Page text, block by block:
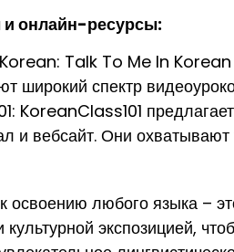
онлайн-ресурсы:
Talk To Me In Korean
широкий спектр
KoreanClass101
и вебсайт. Они
освоению любого языка –
экспозицией,